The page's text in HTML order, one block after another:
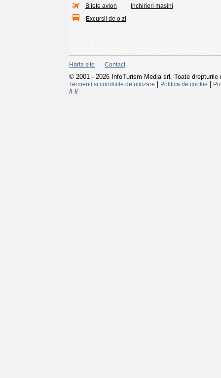
Bilete avion
Excursii de o zi
Inchirieri masini
Harta site Contact
© 2001 - 2026 InfoTurism Media srl. Toate drepturile
Termenii si conditiile de utilizare Politica de cookie
# #